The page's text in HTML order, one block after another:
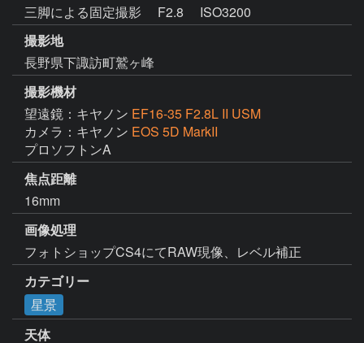
三脚による固定撮影 F2.8 ISO3200
撮影地
長野県下諏訪町鷲ヶ峰
撮影機材
望遠鏡：キヤノン EF16-35 F2.8L II USM
カメラ：キヤノン EOS 5D MarkII
プロソフトンA
焦点距離
16mm
画像処理
フォトショップCS4にてRAW現像、レベル補正
カテゴリー
星景
天体